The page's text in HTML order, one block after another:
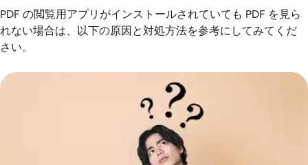
PDF の閲覧用アプリがインストールされていても PDF を見ら
れない場合は、以下の原因と対処方法を参考にしてみてくだ
さい。